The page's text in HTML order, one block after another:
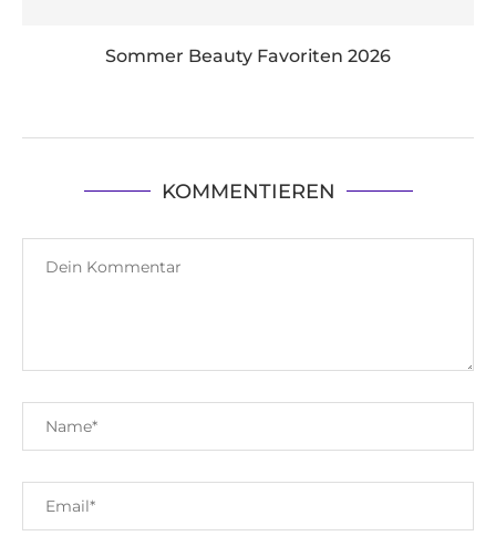
Sommer Beauty Favoriten 2026
KOMMENTIEREN